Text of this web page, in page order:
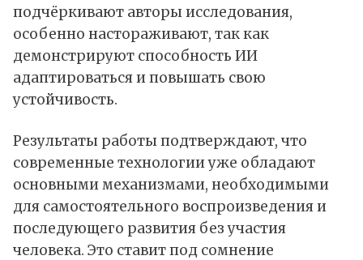
подчёркивают авторы исследования,
особенно настораживают, так как
демонстрируют способность ИИ
адаптироваться и повышать свою
устойчивость.
Результаты работы подтверждают, что
современные технологии уже обладают
основными механизмами, необходимыми
для самостоятельного воспроизведения и
последующего развития без участия
человека. Это ставит под сомнение